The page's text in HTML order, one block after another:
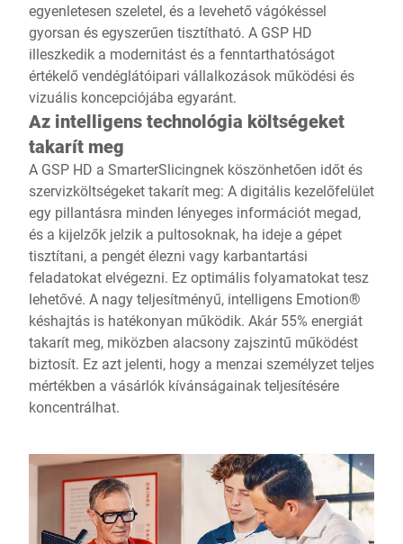
egyenletesen szeletel, és a levehető vágókéssel
gyorsan és egyszerűen tisztítható. A GSP HD
illeszkedik a modernitást és a fenntarthatóságot
értékelő vendéglátóipari vállalkozások működési és
vizuális koncepciójába egyaránt.
Az intelligens technológia költségeket
takarít meg
A GSP HD a SmarterSlicingnek köszönhetően időt és
szervizköltségeket takarít meg: A digitális kezelőfelület
egy pillantásra minden lényeges információt megad,
és a kijelzők jelzik a pultosoknak, ha ideje a gépet
tisztítani, a pengét élezni vagy karbantartási
feladatokat elvégezni. Ez optimális folyamatokat tesz
lehetővé. A nagy teljesítményű, intelligens Emotion®
késhajtás is hatékonyan működik. Akár 55% energiát
takarít meg, miközben alacsony zajszintű működést
biztosít. Ez azt jelenti, hogy a menzai személyzet teljes
mértékben a vásárlók kívánságainak teljesítésére
koncentrálhat.